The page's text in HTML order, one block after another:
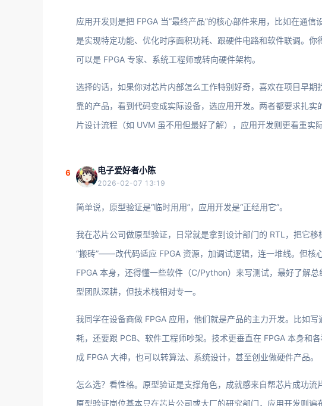
应用开发则是把 FPGA 当“最终产品”的核心部件来用，比如在通
是实现特定功能、优化时序面积功耗、跟硬件电路和软件联调。
可以是 FPGA 专家、系统工程师或转向硬件架构。
选择的话，如果你对芯片内部怎么工作特别好奇，喜欢在项目早
靠的产品，看到代码变成实际设备，选应用开发。两者都要求扎
片设计流程（如 UVM 虽不用但最好了解），应用开发则更看重实
6 电子爱好者小陈
2026-02-07 13:19
简单说，原型验证是“临时用用”，应用开发是“正经用它”。
我在芯片公司做原型验证，日常就是拿到设计部门的 RTL，把它
“搬砖”——改代码适应 FPGA 资源，加调试逻辑，连一堆线。但核
FPGA 本身，还得懂一些软件（C/Python）来写测试，最好了解
型团队深耕，但技术栈相对专一。
我同学在设备商做 FPGA 应用，他们就是产品的主力开发。比如
耗，还要跟 PCB、软件工程师吵架。技术更垂直在 FPGA 本身和
成 FPGA 大神，也可以转算法、系统设计，甚至创业做硬件产品。
怎么选？看性格。原型验证是支撑角色，成就感来自帮芯片成功流
原型验证岗位基本只在芯片公司或大厂的研究部门，应用开发则